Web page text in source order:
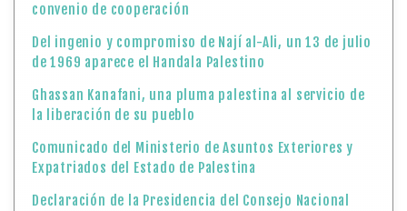
convenio de cooperación
Del ingenio y compromiso de Nají al-Ali, un 13 de julio
de 1969 aparece el Handala Palestino
Ghassan Kanafani, una pluma palestina al servicio de
la liberación de su pueblo
Comunicado del Ministerio de Asuntos Exteriores y
Expatriados del Estado de Palestina
Declaración de la Presidencia del Consejo Nacional